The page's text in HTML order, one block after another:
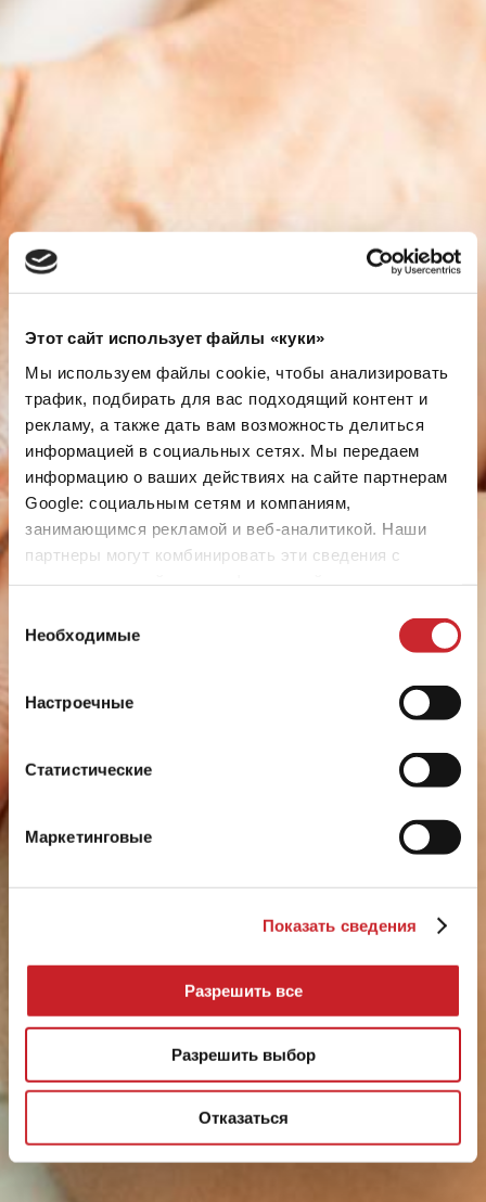
Этот сайт использует файлы «куки»
Мы используем файлы cookie, чтобы анализировать
трафик, подбирать для вас подходящий контент и
рекламу, а также дать вам возможность делиться
информацией в социальных сетях. Мы передаем
информацию о ваших действиях на сайте партнерам
Google: социальным сетям и компаниям,
занимающимся рекламой и веб-аналитикой. Наши
партнеры могут комбинировать эти сведения с
вами их сервисов.
согласия
Необходимые
Настроечные
Статистические
Маркетинговые
Показать сведения
Разрешить все
Разрешить выбор
Отказаться
СПА Процедуры